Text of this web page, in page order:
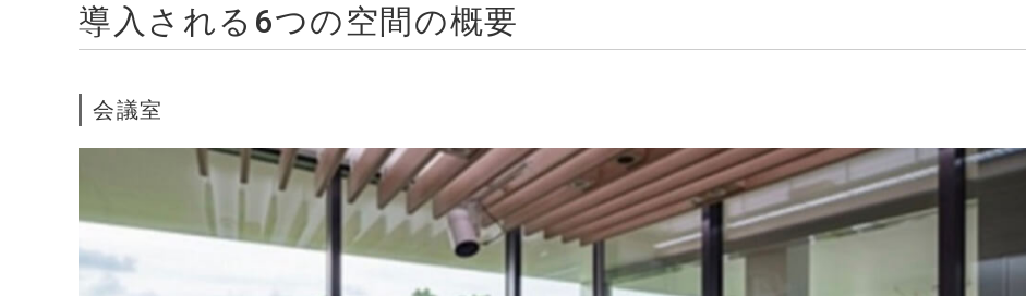
導入される6つの空間の概要
会議室